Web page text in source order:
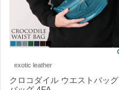
exotic leather
クロコダイル ウエストバッグ